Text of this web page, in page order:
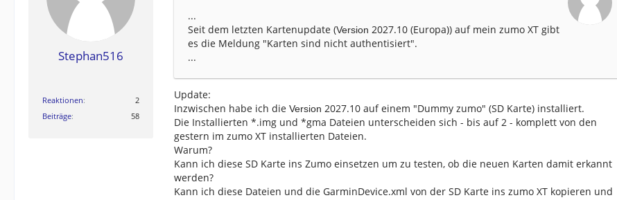
Stephan516
Reaktionen
2
Beiträge
58
...
Seit dem letzten Kartenupdate (Version 2027.10 (Europa)) auf mein zumo XT gibt
es die Meldung "Karten sind nicht authentisiert".
...
Update:
Inzwischen habe ich die Version 2027.10 auf einem "Dummy zumo" (SD Karte) installiert.
Die Installierten *.img und *gma Dateien unterscheiden sich - bis auf 2 - komplett von den
gestern im zumo XT installierten Dateien.
Warum?
Kann ich diese SD Karte ins Zumo einsetzen um zu testen, ob die neuen Karten damit erkannt
werden?
Kann ich diese Dateien und die GarminDevice.xml von der SD Karte ins zumo XT kopieren und